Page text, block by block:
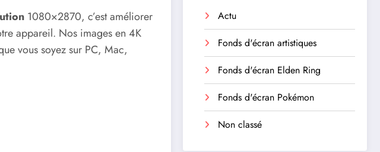
1080×2870, c’est améliorer
appareil. Nos images en 4K
vous soyez sur PC, Mac,
Actu
Fonds d'écran artistiques
Fonds d'écran Elden Ring
Fonds d'écran Pokémon
Non classé